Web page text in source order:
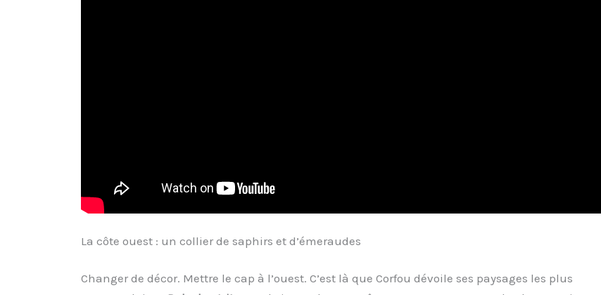
La côte ouest : un collier de saphirs et d’émeraudes
Changer de décor. Mettre le cap à l’ouest. C’est là que Corfou dévoile ses paysages les plus